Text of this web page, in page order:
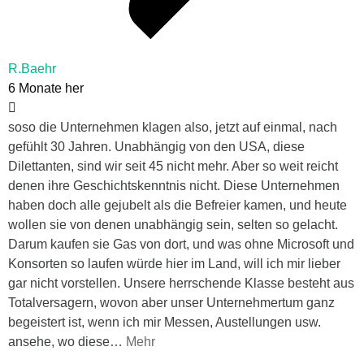
R.Baehr
6 Monate her
soso die Unternehmen klagen also, jetzt auf einmal, nach
gefühlt 30 Jahren. Unabhängig von den USA, diese
Dilettanten, sind wir seit 45 nicht mehr. Aber so weit reicht
denen ihre Geschichtskenntnis nicht. Diese Unternehmen
haben doch alle gejubelt als die Befreier kamen, und heute
wollen sie von denen unabhängig sein, selten so gelacht.
Darum kaufen sie Gas von dort, und was ohne Microsoft und
Konsorten so laufen würde hier im Land, will ich mir lieber
gar nicht vorstellen. Unsere herrschende Klasse besteht aus
Totalversagern, wovon aber unser Unternehmertum ganz
begeistert ist, wenn ich mir Messen, Austellungen usw.
ansehe, wo diese… Mehr